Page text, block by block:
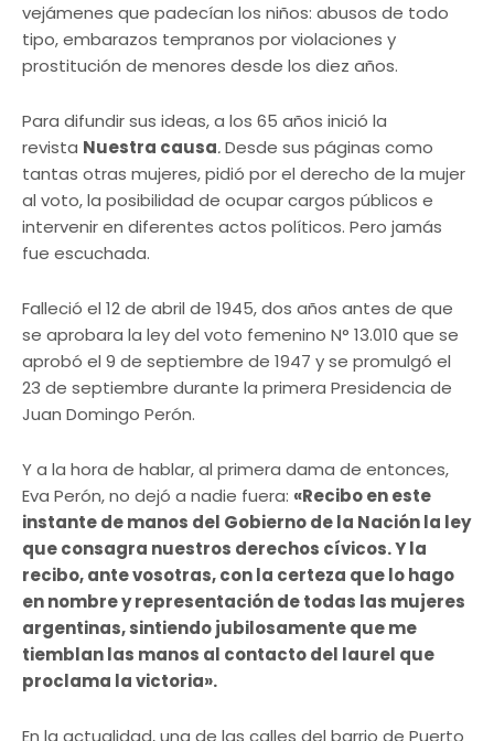
vejámenes que padecían los niños: abusos de todo
tipo, embarazos tempranos por violaciones y
prostitución de menores desde los diez años.
Para difundir sus ideas, a los 65 años inició la
revista Nuestra causa.Desde sus páginas como
tantas otras mujeres, pidió por el derecho de la mujer
al voto, la posibilidad de ocupar cargos públicos e
intervenir en diferentes actos políticos. Pero jamás
fue escuchada.
Falleció el 12 de abril de 1945, dos años antes de que
se aprobara la ley del voto femenino N° 13.010 que se
aprobó el 9 de septiembre de 1947 y se promulgó el
23 de septiembre durante la primera Presidencia de
Juan Domingo Perón.
Y a la hora de hablar, al primera dama de entonces,
Eva Perón, no dejó a nadie fuera: «Recibo en este
instante de manos del Gobierno de la Nación la ley
que consagra nuestros derechos cívicos. Y la
recibo, ante vosotras, con la certeza que lo hago
en nombre y representación de todas las mujeres
argentinas, sintiendo jubilosamente que me
tiemblan las manos al contacto del laurel que
proclama la victoria».